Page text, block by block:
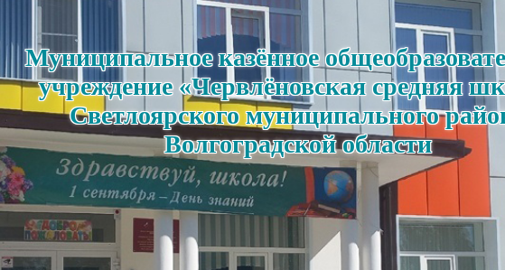
Муниципальное казённое
учреждение «Червлёновская средняя
Светлоярского муниципального
Волгоградской области